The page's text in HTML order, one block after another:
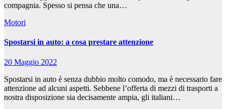
compagnia. Spesso si pensa che una…
Motori
Spostarsi in auto: a cosa prestare attenzione
20 Maggio 2022
Spostarsi in auto è senza dubbio molto comodo, ma è necessario fare
attenzione ad alcuni aspetti. Sebbene l’offerta di mezzi di trasporti a
nostra disposizione sia decisamente ampia, gli italiani…